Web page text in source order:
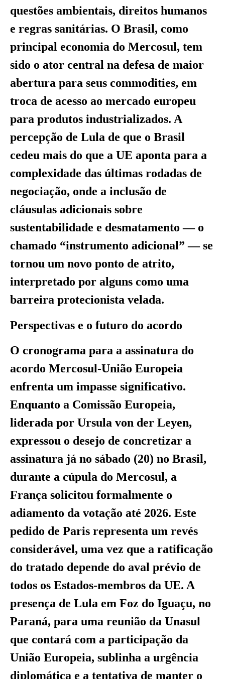
questões ambientais, direitos humanos
e regras sanitárias. O Brasil, como
principal economia do Mercosul, tem
sido o ator central na defesa de maior
abertura para seus commodities, em
troca de acesso ao mercado europeu
para produtos industrializados. A
percepção de Lula de que o Brasil
cedeu mais do que a UE aponta para a
complexidade das últimas rodadas de
negociação, onde a inclusão de
cláusulas adicionais sobre
sustentabilidade e desmatamento — o
chamado “instrumento adicional” — se
tornou um novo ponto de atrito,
interpretado por alguns como uma
barreira protecionista velada.
Perspectivas e o futuro do acordo
O cronograma para a assinatura do
acordo Mercosul-União Europeia
enfrenta um impasse significativo.
Enquanto a Comissão Europeia,
liderada por Ursula von der Leyen,
expressou o desejo de concretizar a
assinatura já no sábado (20) no Brasil,
durante a cúpula do Mercosul, a
França solicitou formalmente o
adiamento da votação até 2026. Este
pedido de Paris representa um revés
considerável, uma vez que a ratificação
do tratado depende do aval prévio de
todos os Estados-membros da UE. A
presença de Lula em Foz do Iguaçu, no
Paraná, para uma reunião da Unasul
que contará com a participação da
União Europeia, sublinha a urgência
diplomática e a tentativa de manter o